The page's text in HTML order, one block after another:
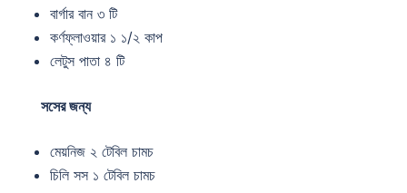
বার্গার বান ৩ টি
কর্ণফ্লাওয়ার ১ ১/২ কাপ
লেটুস পাতা ৪ টি
সসের জন্য
মেয়নিজ ২ টেবিল চামচ
চিলি সস ১ টেবিল চামচ